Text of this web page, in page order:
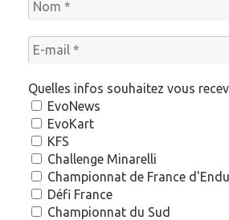
Quelles infos souhaitez vous
EvoNews
EvoKart
KFS
Challenge Minarelli
Championnat de France
Défi France
Championnat du Sud